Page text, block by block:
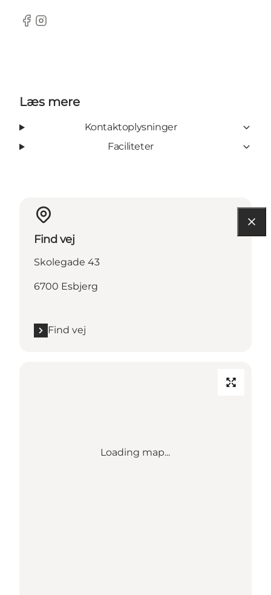
Facebook
Instagram
Læs mere
Kontaktoplysninger
Faciliteter
Find vej
Skolegade 43
6700 Esbjerg
Find vej
Loading map...